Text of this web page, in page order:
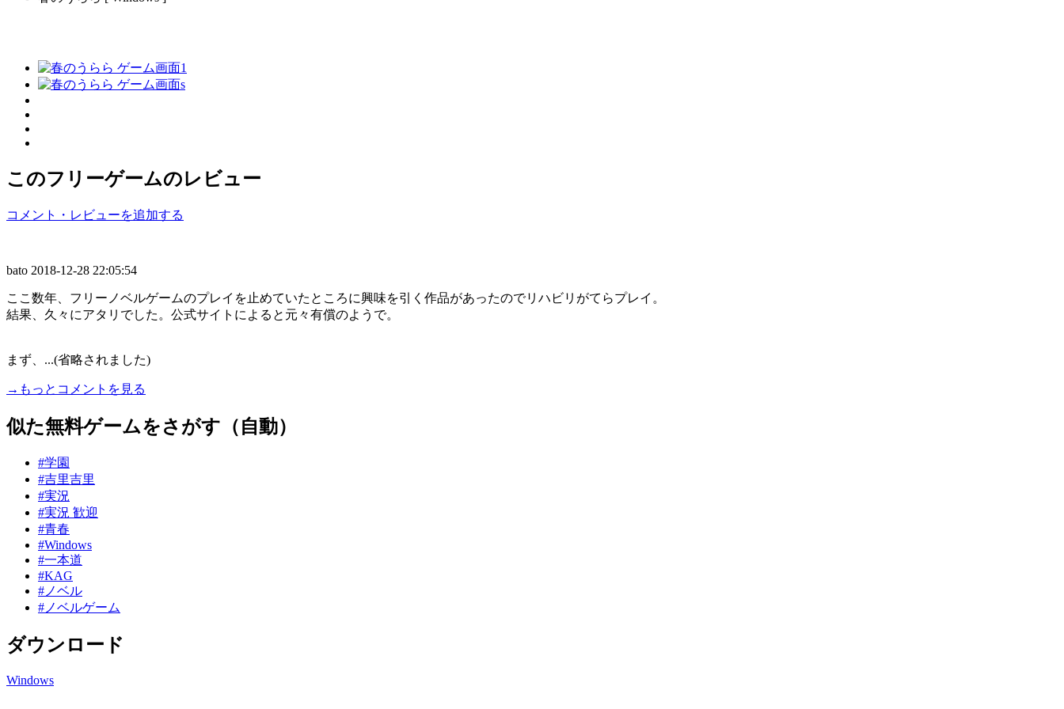
このフリーゲームのレビュー
コメント・レビューを追加する
bato 2018-12-28 22:05:54
ここ数年、フリーノベルゲームのプレイを止めていたところに興味を引く作品があったのでリハビリがてらプレイ。
結果、久々にアタリでした。公式サイトによると元々有償のようで。
まず、...(省略されました)
→もっとコメントを見る
似た無料ゲームをさがす（自動）
#学園
#吉里吉里
#実況
#実況 歓迎
#青春
#Windows
#一本道
#KAG
#ノベル
#ノベルゲーム
ダウンロード
Windows